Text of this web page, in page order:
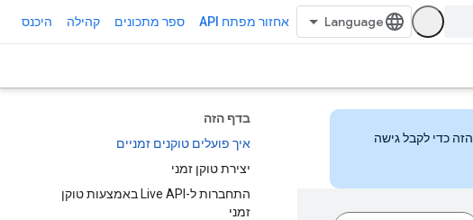
אחזור מפתח API ספר מתכונים קהילה היכנס
בדף הזה
איך פועלים טוקנים זמניים
יצירת טוקן זמני
התחברות ל-Live API באמצעות טוקן
זמני
זמין עכשיו לכלל המשתמשים. מומלץ להשתמש ב-API הזה כדי לקבל גישה